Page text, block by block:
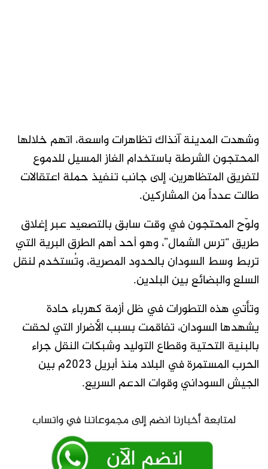
وشهدت المدينة آنذاك تظاهرات واسعة، اتهم خلالها
المحتجون الشرطة باستخدام الغاز المسيل للدموع
لتفريق المتظاهرين، إلى جانب تنفيذ حملة اعتقالات
طالت عدداً من المشاركين.
ولوّح المحتجون في وقت سابق بالتصعيد عبر إغلاق
طريق “ترس الشمال”، وهو أحد أهم الطرق البرية التي
تربط وسط السودان بالحدود المصرية، وتُستخدم لنقل
السلع والبضائع بين البلدين.
وتأتي هذه التطورات في ظل أزمة كهرباء حادة
يشهدها السودان، تفاقمت بسبب الأضرار التي لحقت
بالبنية التحتية وقطاع التوليد وشبكات النقل جراء
الحرب المستمرة في البلاد منذ أبريل 2023م بين
الجيش السوداني وقوات الدعم السريع.